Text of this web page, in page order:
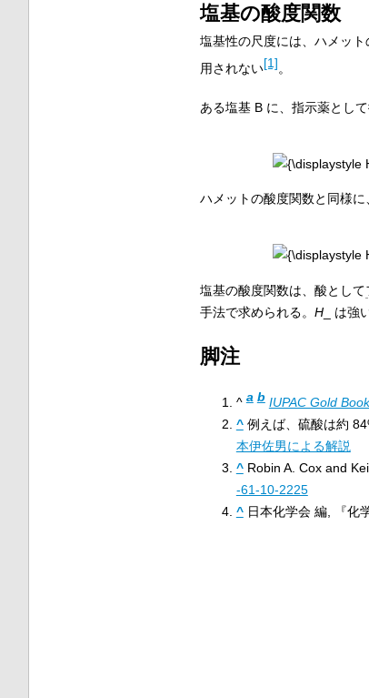
塩基の酸度関数
塩基性の尺度には、ハメッ
用されない[1]。
ある塩基 B に、指示薬とし
ハメットの酸度関数と同様
塩基の酸度関数は、酸として
手法で求められる。 H_ は強
脚注
^a b IUPAC Gold Book
^ 例えば、硫酸は約
本伊佐男による解説
^ Robin A. Cox and
-61-10-2225
^ 日本化学会 編, 『化